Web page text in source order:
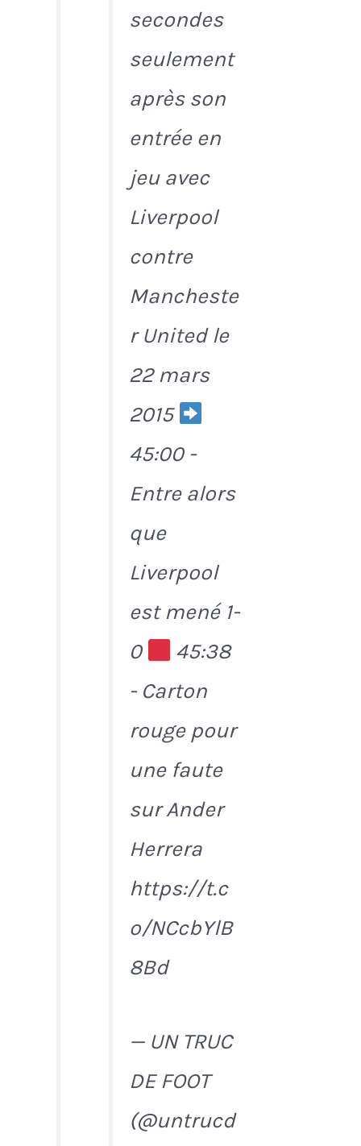
secondes
seulement
après son
entrée en
jeu avec
Liverpool
contre
Mancheste
r United le
22 mars
2015
45:00 -
Entre alors
que
Liverpool
est mené 1-
0
45:38
- Carton
rouge pour
une faute
sur Ander
Herrera
https://t.c
o/NCcbYlB
8Bd
— UN TRUC
DE FOOT
(@untrucd